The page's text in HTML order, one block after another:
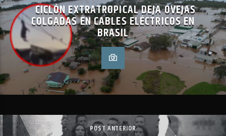
CICLÓN EXTRATROPICAL DEJA OVEJAS
COLGADAS EN CABLES ELÉCTRICOS EN
BRASIL
POST ANTERIOR